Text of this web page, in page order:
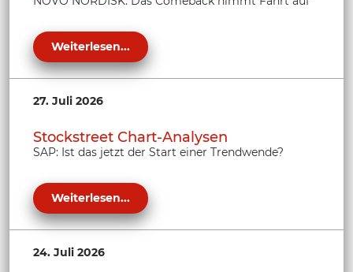
Weiterlesen...
27. Juli 2026
Stockstreet Chart-Analysen
SAP: Ist das jetzt der Start einer Trendwende?
Weiterlesen...
24. Juli 2026